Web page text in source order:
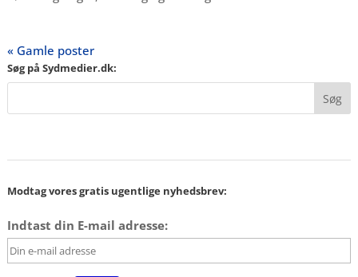
« Gamle poster
Søg på Sydmedier.dk:
Modtag vores gratis ugentlige nyhedsbrev:
Indtast din E-mail adresse: